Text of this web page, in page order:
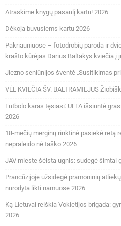
Atraskime knygų pasaulį kartu! 2026
Dėkoja buvusiems kartu 2026
Pakriauniuose – fotodrobių paroda ir
krašto kūrėjas Darius Baltakys kviečia į
Jiezno seniūnijos šventė „Susitikimas
VĖL KVIEČIA ŠV. BALTRAMIEJUS
Futbolo karas tęsiasi: UEFA išsiuntė
2026
18-mečių merginų rinktinė pasiekė retą
nepraleido nė taško 2026
JAV mieste šėlsta ugnis: sudegė šimtai
Prancūzijoje užsidegė pramoninių
nurodyta likti namuose 2026
Ką Lietuvai reiškia Vokietijos brigada:
2026